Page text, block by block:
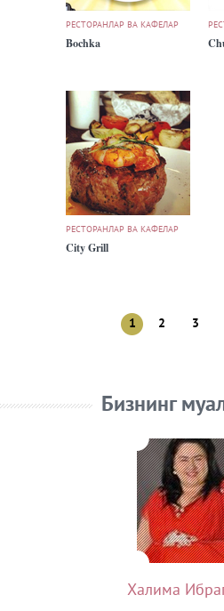
РЕСТОРАНЛАР ВА КАФЕЛАР
Bochka
РЕСТОРАНЛАР ВА КАФЕЛАР
City Grill
1 2 3
Бизнинг
Халима